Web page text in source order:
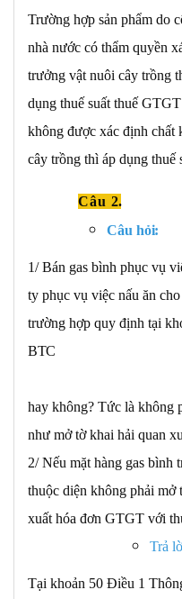
Trường hợp sản phẩm do
nhà nước có thẩm quyền
trưởng vật nuôi cây trồng
dụng thuế suất thuế
không được xác định chất
cây trồng thì áp dụng thuế
Câu2.
Câuhỏi:
1/ Bán gas bình phục vụ
ty phục vụ việc nấu ăn
trường hợp quy định tại
BTC
hay không? Tức là không
như mở tờ khai hải quan
2/ Nếu mặt hàng gas bình
thuộc diện không phải mở
xuất hóa đơn GTGT với
Trả
Tại khoản 50 Điều 1